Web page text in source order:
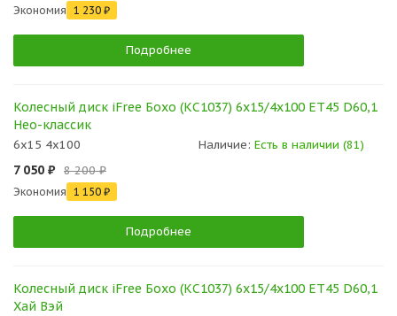
Экономия 1 230 ₽
Подробнее
Колесный диск iFree Бохо (КС1037) 6x15/4x100 ET45 D60,1
Нео-классик
6x15 4x100 Наличие: Есть в наличии (81)
7 050 ₽ 8 200 ₽
Экономия 1 150 ₽
Подробнее
Колесный диск iFree Бохо (КС1037) 6x15/4x100 ET45 D60,1
Хай Вэй